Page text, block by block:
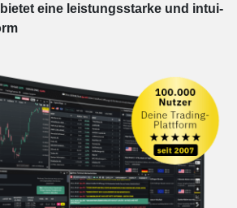
bie­tet eine leis­tungs­star­ke und in­tui­